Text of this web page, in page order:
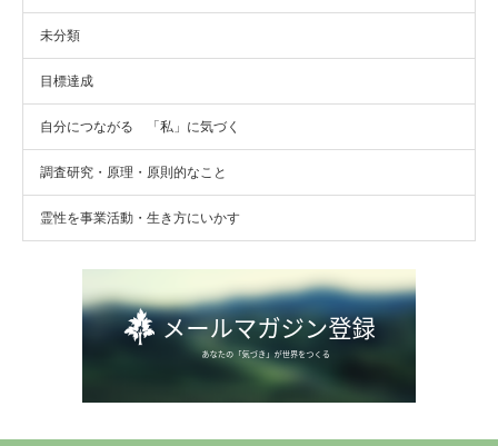
未分類
目標達成
自分につながる 「私」に気づく
調査研究・原理・原則的なこと
霊性を事業活動・生き方にいかす